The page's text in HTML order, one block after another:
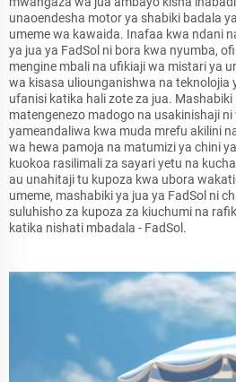
unaoendesha motor ya shabiki badala
umeme wa kawaida. Inafaa kwa ndani
ya jua ya FadSol ni bora kwa nyumba,
mengine mbali na ufikiaji wa mistari ya
wa kisasa uliounganishwa na teknolojia
ufanisi katika hali zote za jua.
matengenezo madogo na usakinishaji
yameandaliwa kwa muda mrefu akilini
wa hewa pamoja na matumizi ya chini
kuokoa rasilimali za sayari yetu na
au unahitaji tu kupoza kwa ubora
umeme, mashabiki ya jua ya FadSol ni
suluhisho za kupoza za kiuchumi na
katika nishati mbadala - FadSol.